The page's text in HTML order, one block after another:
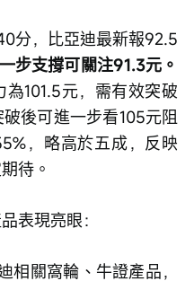
分，比亞迪最新報92.5
步支撐可關注91.3元。
101.5元，需有效突破
後可進一步看105元阻
，略高於五成，反映
待。
表現亮眼：
相關窩輪、牛證產品，